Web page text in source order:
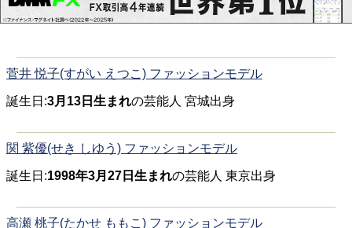
菅井 悦子(すがい えつこ) ファッションモデル
誕生日:3月13日生まれの芸能人 宮城出身
関 紫優(せき しゆう) ファッションモデル
誕生日:1998年3月27日生まれの芸能人 東京出身
高瀬 桃子(たかせ ももこ) ファッションモデル